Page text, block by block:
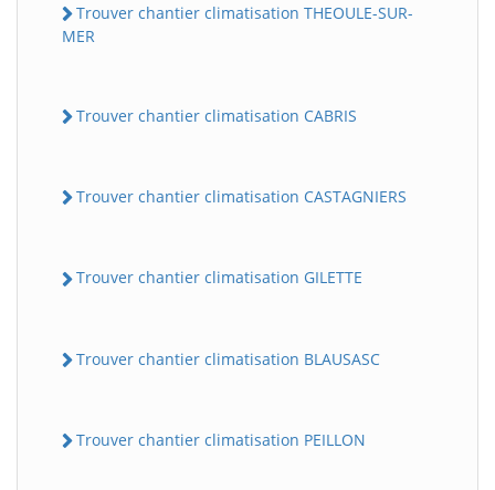
Trouver chantier climatisation THEOULE-SUR-
MER
Trouver chantier climatisation CABRIS
Trouver chantier climatisation CASTAGNIERS
Trouver chantier climatisation GILETTE
Trouver chantier climatisation BLAUSASC
Trouver chantier climatisation PEILLON